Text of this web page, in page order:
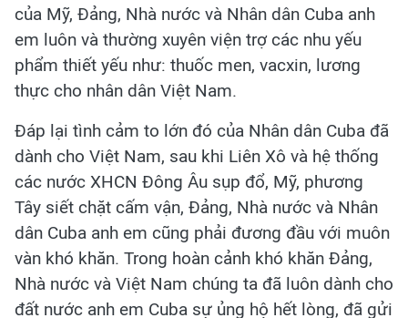
của Mỹ, Đảng, Nhà nước và Nhân dân Cuba anh
em luôn và thường xuyên viện trợ các nhu yếu
phẩm thiết yếu như: thuốc men, vacxin, lương
thực cho nhân dân Việt Nam.
Đáp lại tình cảm to lớn đó của Nhân dân Cuba đã
dành cho Việt Nam, sau khi Liên Xô và hệ thống
các nước XHCN Ðông Âu sụp đổ, Mỹ, phương
Tây siết chặt cấm vận, Đảng, Nhà nước và Nhân
dân Cuba anh em cũng phải đương đầu với muôn
vàn khó khăn. Trong hoàn cảnh khó khăn Đảng,
Nhà nước và Việt Nam chúng ta đã luôn dành cho
đất nước anh em Cuba sự ủng hộ hết lòng, đã gửi